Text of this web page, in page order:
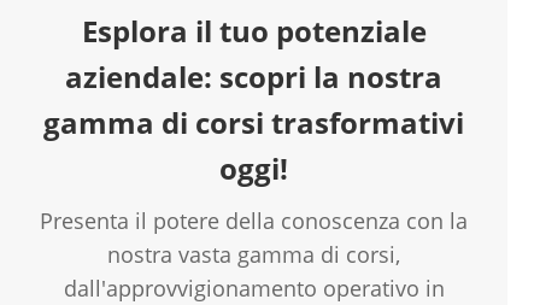
o
Esplora il tuo potenziale
aziendale: scopri la nostra
gamma di corsi trasformativi
oggi!
Presenta il potere della conoscenza con la
nostra vasta gamma di corsi,
dall'approvvigionamento operativo in